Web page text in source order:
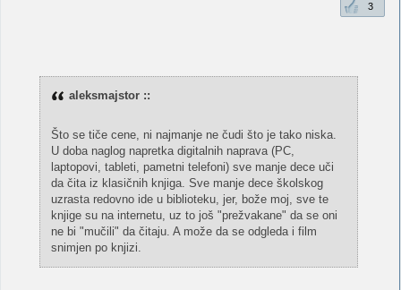
3
aleksmajstor ::
Što se tiče cene, ni najmanje ne čudi što je tako niska.
U doba naglog napretka digitalnih naprava (PC,
laptopovi, tableti, pametni telefoni) sve manje dece uči
da čita iz klasičnih knjiga. Sve manje dece školskog
uzrasta redovno ide u biblioteku, jer, bože moj, sve te
knjige su na internetu, uz to još "prežvakane" da se oni
ne bi "mučili" da čitaju. A može da se odgleda i film
snimjen po knjizi.